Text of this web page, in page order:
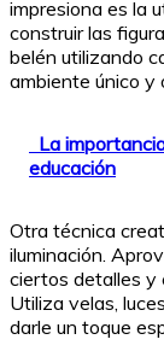
impresiona es la
construir las
belén utilizando
ambiente único y
La
educación
Otra técnica
iluminación.
ciertos detalles y
Utiliza velas,
darle un toque